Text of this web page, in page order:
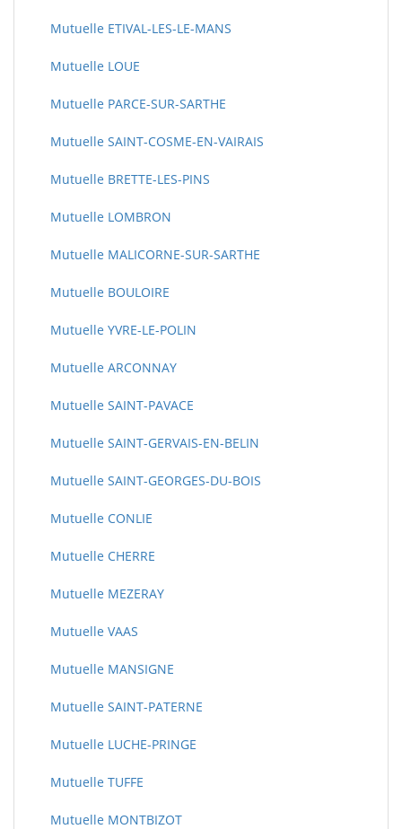
Mutuelle ETIVAL-LES-LE-MANS
Mutuelle LOUE
Mutuelle PARCE-SUR-SARTHE
Mutuelle SAINT-COSME-EN-VAIRAIS
Mutuelle BRETTE-LES-PINS
Mutuelle LOMBRON
Mutuelle MALICORNE-SUR-SARTHE
Mutuelle BOULOIRE
Mutuelle YVRE-LE-POLIN
Mutuelle ARCONNAY
Mutuelle SAINT-PAVACE
Mutuelle SAINT-GERVAIS-EN-BELIN
Mutuelle SAINT-GEORGES-DU-BOIS
Mutuelle CONLIE
Mutuelle CHERRE
Mutuelle MEZERAY
Mutuelle VAAS
Mutuelle MANSIGNE
Mutuelle SAINT-PATERNE
Mutuelle LUCHE-PRINGE
Mutuelle TUFFE
Mutuelle MONTBIZOT